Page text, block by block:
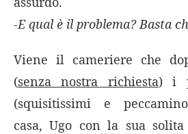
-E qual è il problema? Basta
Viene il cameriere che
(senza nostra richiesta) i
(squisitissimi e
casa, Ugo con la sua